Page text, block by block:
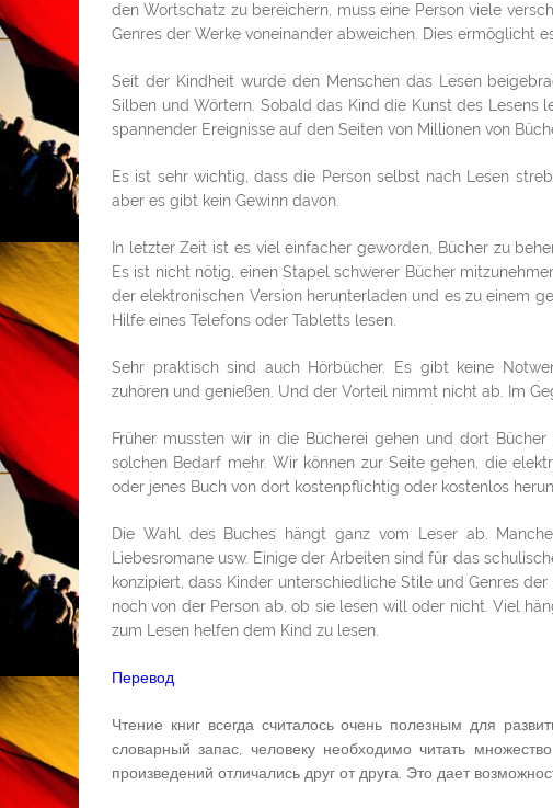
den Wortschatz zu bereichern, muss eine Person viele
Genres der Werke voneinander abweichen. Dies ermöglicht
Seit der Kindheit wurde den Menschen das Lesen
Silben und Wörtern. Sobald das Kind die Kunst des Lesens
spannender Ereignisse auf den Seiten von Millionen von
Es ist sehr wichtig, dass die Person selbst nach Lesen
aber es gibt kein Gewinn davon.
In letzter Zeit ist es viel einfacher geworden, Bücher zu
Es ist nicht nötig, einen Stapel schwerer Bücher
der elektronischen Version herunterladen und es zu einem
Hilfe eines Telefons oder Tabletts lesen.
Sehr praktisch sind auch Hörbücher. Es gibt keine
zuhören und genießen. Und der Vorteil nimmt nicht ab. Im
Früher mussten wir in die Bücherei gehen und dort
solchen Bedarf mehr. Wir können zur Seite gehen, die
oder jenes Buch von dort kostenpflichtig oder kostenlos
Die Wahl des Buches hängt ganz vom Leser ab.
Liebesromane usw. Einige der Arbeiten sind für das
konzipiert, dass Kinder unterschiedliche Stile und Genres
noch von der Person ab, ob sie lesen will oder nicht. Viel
zum Lesen helfen dem Kind zu lesen.
Перевод
Чтение книг всегда считалось очень полезным для
словарный запас, человеку необходимо читать
произведений отличались друг от друга. Это дает